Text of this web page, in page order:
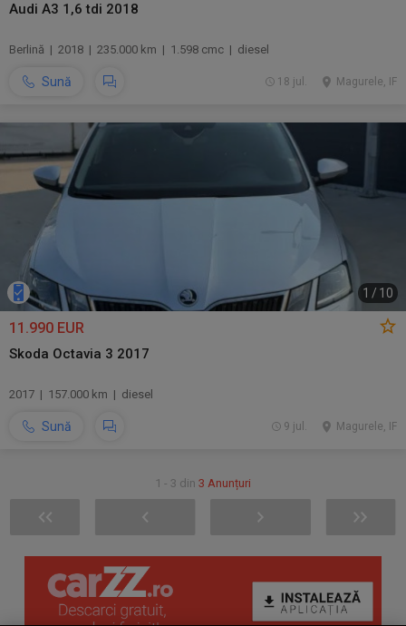
Audi A3 1,6 tdi 2018
Berlină | 2018 | 235.000 km | 1.598 cmc | diesel
Sună Magurele, IF
18 jul.
1 / 10
11.990 EUR
Skoda Octavia 3 2017
2017 | 157.000 km | diesel
Sună Magurele, IF
9 jul.
1 - 3 din 3 Anunțuri